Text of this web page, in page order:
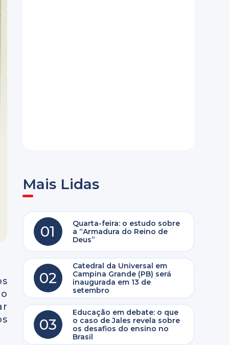
Mais Lidas
01
Quarta-feira: o estudo sobre
a “Armadura do Reino de
Deus”
02
Catedral da Universal em
Campina Grande (PB) será
inaugurada em 13 de
setembro
03
Educação em debate: o que
o caso de Jales revela sobre
os desafios do ensino no
Brasil